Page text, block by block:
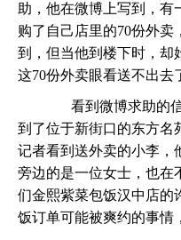
助，他在微博上写到，有
购了自己店里的70份外卖
到，但当他到楼下时，却
这70份外卖眼看送不出去
看到微博求助的信
到了位于新街口的东方名
记者看到送外卖的小李，
旁边的是一位女士，也在
们金熙紫菜包饭汉中店的
饭订单可能被爽约的事情